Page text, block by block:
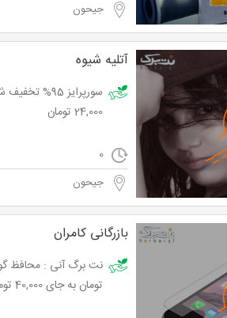
جیحون
آتلیه شیوه
24,000 تومان
0
جیحون
بازرگانی کامران
تومان به جای 40,000 تومان